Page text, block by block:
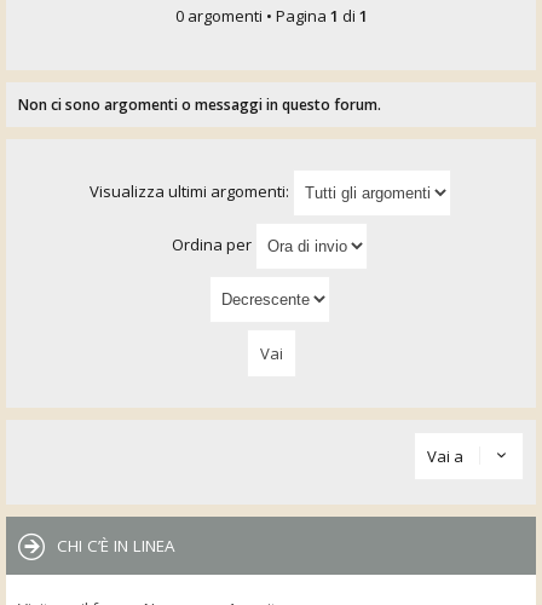
0 argomenti • Pagina 1 di 1
Non ci sono argomenti o messaggi in questo forum.
Visualizza ultimi argomenti:
Ordina per
Vai a
CHI C’È IN LINEA